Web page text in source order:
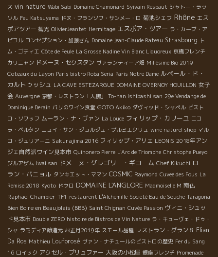
ス vin nature Wabi Sabi Domaine Chamonard Syivain Respaut シャトー・ラッ
ソル Feu Katsuyama ドヌ・フランソワ・サンメー・ロ 菊池シェフ Rhône エス
ポアツアー 観光 OlivierJeantet Hermitage エスポア・ツアー ラ・カーブ・ア
ピコル コンセプション・加藤さん Domaine jean-Claude Rateau Strasbourg ト
ム・ゴティエ Côte de Feule La Grosse Nadine Vin Blanc Liquoreux 京橋フレンチ
カリニャン ドメーヌ・セクスタン ヴァランティーア畑 Millésime Bio 2019
Coteaux du Layon Paris bistro Roba Seria Paris Notre Dame ルペール・ド・
カルトゥッシュ LA CAVE ESTEZARGUE DOMAINE OVERNOY HOUILLON 女子
会 Auvergne 京都・レストラン「大鵬」 To-han Ishibashi san 29e Vendange de
Dominique Derain パリのワイン食堂 GOTO Akiko ダヴィッド・シャペル ビスト
ロ・ソワッフ ムーラン・ナ・ヴァン La Louce フィリップ・カリーユ ニコ
ラ・ベルタン ニュイ・サン・ジョルジュ・プルミエクリュ wine naturel shop マル
コ・ジュリアーニ Sakurajima 2016 フィリップ・アリエ LEONIS 2018年アン
ジェ自然派ワイン見本市 Quinonero Pierre L'Arc de Triomphe Christophe Pueyo
ジルアザム Iwai san ドメーヌ・グレゴリー・ギヨーム Chef Kikuchi ロー
ラン・バニョル タンキエット・ママン COSMIC Raymond Cuvee des Fous La
Remise 2018 Kyoto ドウロ DOMAINE L'ANGLORE Madmoiselle M 南仏
Raphael Champier TF1 restaurent L'Alchemille Societé Eau de Souche Taragona
Bien Boire en Beaujolais (BBB) Saint Chignan Cuvée Passion ヴィニ・シュッ
ド見本市 Double ZERO histoire de Bistros de Vin Nature ラ・キューヴェ・ドゥ・
シャ ラミディア醸造元 お正月2019年 スモール品種 レストラン・グラン８ Elian
Da Ros Mathieu Louforosé ヴァン・ナチュールのビストロの歴史 Fer du Sang
16 ロイック アクセル・プリュファー 大阪の小松屋 銀座フレンチ Promenade